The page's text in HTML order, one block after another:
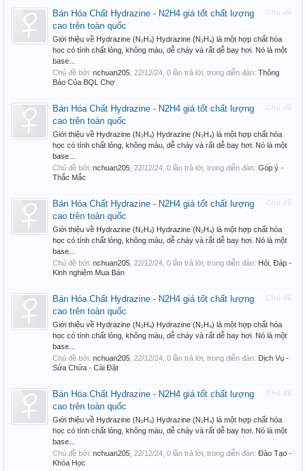
Chủ đề
Bán Hóa Chất Hydrazine - N2H4 giá tốt chất lượng
cao trên toàn quốc
Giới thiệu về Hydrazine (N₂H₄) Hydrazine (N₂H₄) là một hợp chất hóa
học có tính chất lỏng, không màu, dễ cháy và rất dễ bay hơi. Nó là một
base...
Chủ đề bởi: nchuan205 22/12/24 , 0 lần trả lời, trong diễn đàn: Thông
Báo Của BQL Chợ
Chủ đề
Bán Hóa Chất Hydrazine - N2H4 giá tốt chất lượng
cao trên toàn quốc
Giới thiệu về Hydrazine (N₂H₄) Hydrazine (N₂H₄) là một hợp chất hóa
học có tính chất lỏng, không màu, dễ cháy và rất dễ bay hơi. Nó là một
base...
Chủ đề bởi: nchuan205 22/12/24 , 0 lần trả lời, trong diễn đàn: Góp ý -
Thắc Mắc
Chủ đề
Bán Hóa Chất Hydrazine - N2H4 giá tốt chất lượng
cao trên toàn quốc
Giới thiệu về Hydrazine (N₂H₄) Hydrazine (N₂H₄) là một hợp chất hóa
học có tính chất lỏng, không màu, dễ cháy và rất dễ bay hơi. Nó là một
base...
Chủ đề bởi: nchuan205 22/12/24 , 0 lần trả lời, trong diễn đàn: Hỏi, Đáp -
Kinh nghiệm Mua Bán
Chủ đề
Bán Hóa Chất Hydrazine - N2H4 giá tốt chất lượng
cao trên toàn quốc
Giới thiệu về Hydrazine (N₂H₄) Hydrazine (N₂H₄) là một hợp chất hóa
học có tính chất lỏng, không màu, dễ cháy và rất dễ bay hơi. Nó là một
base...
Chủ đề bởi: nchuan205 22/12/24 , 0 lần trả lời, trong diễn đàn: Dịch Vụ -
Sửa Chửa - Cài Đặt
Chủ đề
Bán Hóa Chất Hydrazine - N2H4 giá tốt chất lượng
cao trên toàn quốc
Giới thiệu về Hydrazine (N₂H₄) Hydrazine (N₂H₄) là một hợp chất hóa
học có tính chất lỏng, không màu, dễ cháy và rất dễ bay hơi. Nó là một
base...
Chủ đề bởi: nchuan205 22/12/24 , 0 lần trả lời, trong diễn đàn: Đào Tạo -
Khóa Học